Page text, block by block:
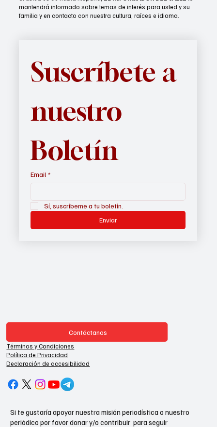
mantendrá informado sobre temas de interés para usted y su
familia y en contacto con nuestra cultura, raíces e idioma.
Suscríbete a
nuestro
Boletín
Email *
Sí, suscríbeme a tu boletín.
Enviar
Contáctanos
Términos y Condiciones
Política de Privacidad
Declaración de accesibilidad
Si te gustaría apoyar nuestra misión periodística o nuestro
periódico por favor donar y/o contribuir para seguir